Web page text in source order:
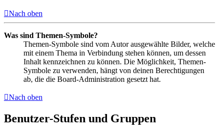
Nach oben
Was sind Themen-Symbole?
Themen-Symbole sind vom Autor ausgewählte Bilder, welche
mit einem Thema in Verbindung stehen können, um dessen
Inhalt kennzeichnen zu können. Die Möglichkeit, Themen-
Symbole zu verwenden, hängt von deinen Berechtigungen
ab, die die Board-Administration gesetzt hat.
Nach oben
Benutzer-Stufen und Gruppen